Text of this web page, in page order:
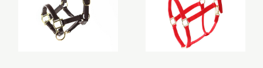
調教鞍
腹帯
コートリー
サッチェル
サドラリー